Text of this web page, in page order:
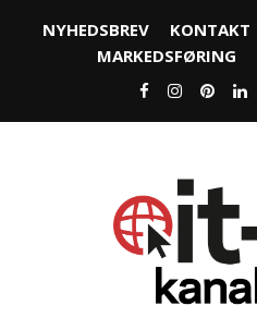
NYHEDSBREV KONTAKT
MARKEDSFØRING